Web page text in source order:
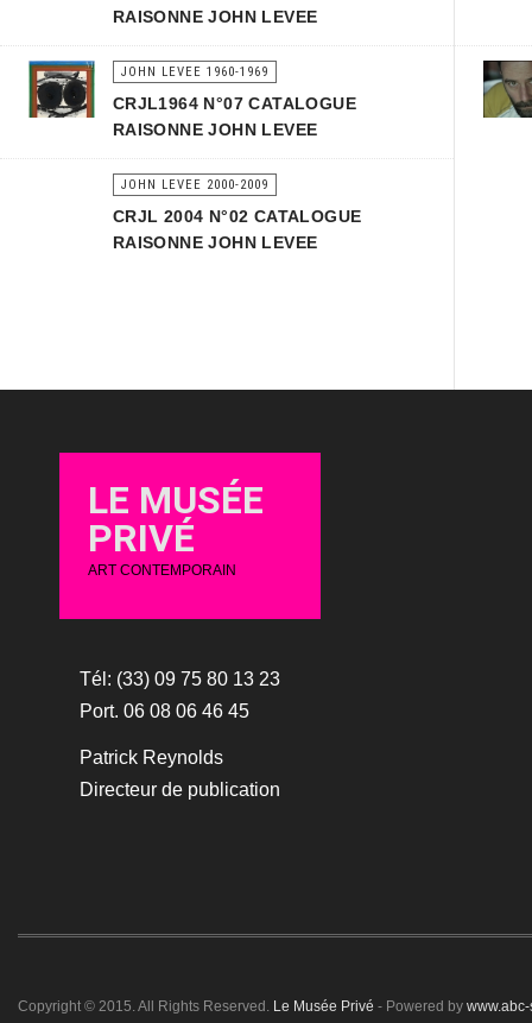
RAISONNE JOHN LEVEE
JOHN LEVEE 1960-1969
CRJL1964 N°07 CATALOGUE
RAISONNE JOHN LEVEE
JOHN LEVEE 2000-2009
CRJL 2004 N°02 CATALOGUE
RAISONNE JOHN LEVEE
LE MUSÉE
PRIVÉ
ART CONTEMPORAIN
Tél: (33) 09 75 80 13 23
Port. 06 08 06 46 45
Patrick Reynolds
Directeur de publication
Copyright © 2015. All Rights Reserved. Le Musée Privé - Powered by